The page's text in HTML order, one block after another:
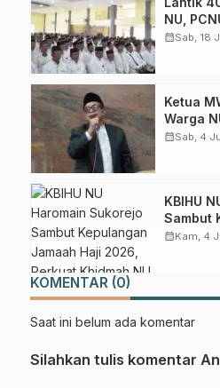
Gabung Channel
Dapatkan info kegiatan, kajian,
sumber resmi NU
NU,
Literasi
calendar_monthSab, 18
Ketua
Warga
calendar_monthSab, 4
KBIHU
Sambut
Haji
calendar_monthKam, 4
KOMENTAR (0)
Saat ini belum ada komentar
Silahkan tulis komentar